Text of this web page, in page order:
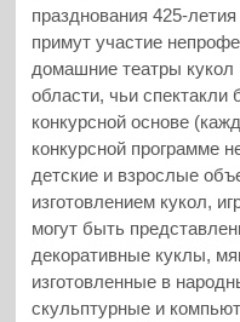
празднования 425-
примут участие
домашние театры
области, чьи
конкурсной основе
конкурсной программе
детские и взрослые
изготовлением кукол,
могут быть
декоративные куклы,
изготовленные в
скульптурные и